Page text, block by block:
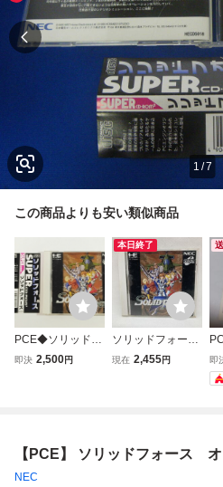
1 /7
この商品よりも安い類似商品
PCE◆ソリッドフ
ォース◆帯ハガキ
即決 2,500円
本日終了
ソリッドフォース
PCエンジン PCE
現在 2,455円
ー
即
【PCE】 ソリッドフォース
NEC